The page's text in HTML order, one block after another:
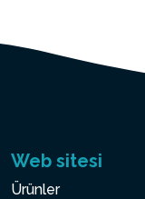
Web sitesi
Ürünler